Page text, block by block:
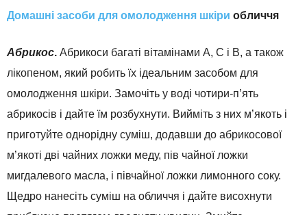
Домашні засоби для омолодження шкіри обличчя
Абрикос. Абрикоси багаті вітамінами А, С і В, а також
лікопеном, який робить їх ідеальним засобом для
омолодження шкіри. Замочіть у воді чотири-п’ять
абрикосів і дайте їм розбухнути. Вийміть з них м’якоть і
приготуйте однорідну суміш, додавши до абрикосової
м’якоті дві чайних ложки меду, пів чайної ложки
мигдалевого масла, і півчайної ложки лимонного соку.
Щедро нанесіть суміш на обличчя і дайте висохнути